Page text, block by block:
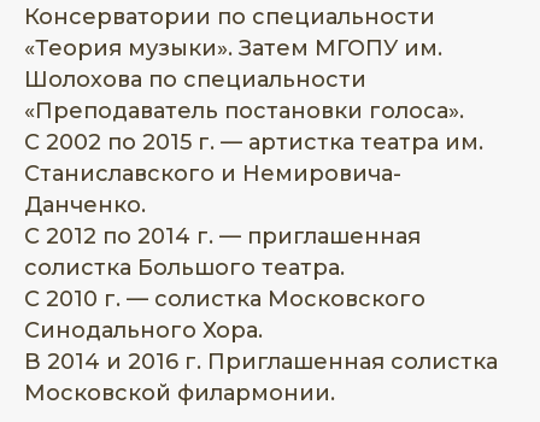
Консерватории по специальности
«Теория музыки». Затем МГОПУ им.
Шолохова по специальности
«Преподаватель постановки голоса».
С 2002 по 2015 г. — артистка театра им.
Станиславского и Немировича-
Данченко.
С 2012 по 2014 г. — приглашенная
солистка Большого театра.
С 2010 г. — солистка Московского
Синодального Хора.
В 2014 и 2016 г. Приглашенная солистка
Московской филармонии.